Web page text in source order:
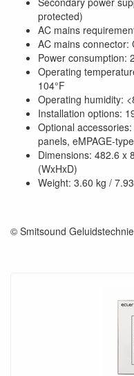
protected)
AC mains
AC mains connector:
Power consumption:
Operating
104°F
Operating humidity:
Installation options:
Optional
panels, eMPAGE-
Dimensions: 482.6 x
(WxHxD)
Weight: 3.60 kg /
© Smitsound